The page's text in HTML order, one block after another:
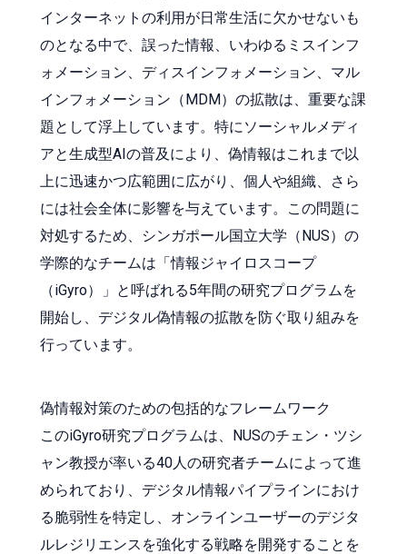
インターネットの利用が日常生活に欠かせないも
のとなる中で、誤った情報、いわゆるミスインフ
ォメーション、ディスインフォメーション、マル
インフォメーション（MDM）の拡散は、重要な課
題として浮上しています。特にソーシャルメディ
アと生成型AIの普及により、偽情報はこれまで以
上に迅速かつ広範囲に広がり、個人や組織、さら
には社会全体に影響を与えています。この問題に
対処するため、シンガポール国立大学（NUS）の
学際的なチームは「情報ジャイロスコープ
（iGyro）」と呼ばれる5年間の研究プログラムを
開始し、デジタル偽情報の拡散を防ぐ取り組みを
行っています。
偽情報対策のための包括的なフレームワーク
このiGyro研究プログラムは、NUSのチェン・ツシ
ャン教授が率いる40人の研究者チームによって進
められており、デジタル情報パイプラインにおけ
る脆弱性を特定し、オンラインユーザーのデジタ
ルレジリエンスを強化する戦略を開発することを